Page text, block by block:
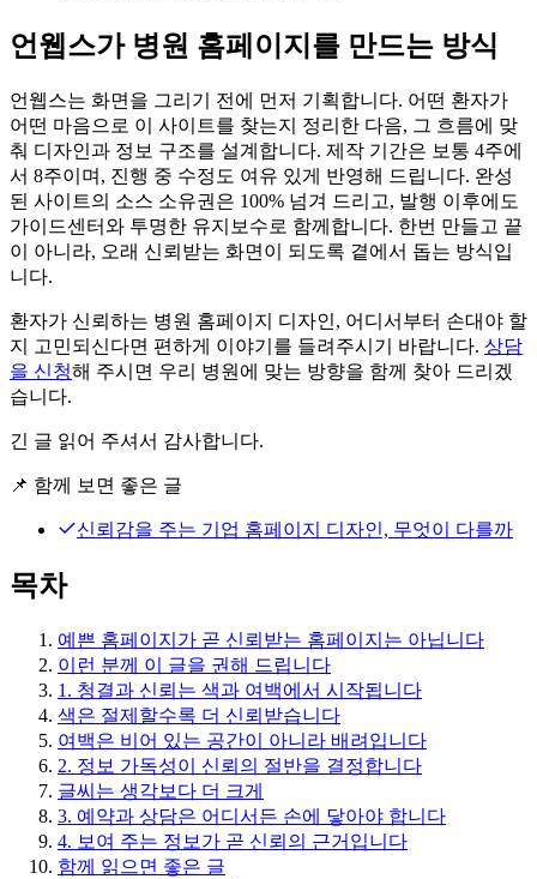
언웹스가 병원 홈페이지를 만드는 방식
언웹스는 화면을 그리기 전에 먼저 기획합니다. 어떤 환자가
어떤 마음으로 이 사이트를 찾는지 정리한 다음, 그 흐름에 맞
춰 디자인과 정보 구조를 설계합니다. 제작 기간은 보통 4주에
서 8주이며, 진행 중 수정도 여유 있게 반영해 드립니다. 완성
된 사이트의 소스 소유권은 100% 넘겨 드리고, 발행 이후에도
가이드센터와 투명한 유지보수로 함께합니다. 한번 만들고 끝
이 아니라, 오래 신뢰받는 화면이 되도록 곁에서 돕는 방식입
니다.
환자가 신뢰하는 병원 홈페이지 디자인, 어디서부터 손대야 할
지 고민되신다면 편하게 이야기를 들려주시기 바랍니다. 상담
을 신청해 주시면 우리 병원에 맞는 방향을 함께 찾아 드리겠
습니다.
긴 글 읽어 주셔서 감사합니다.
📌 함께 보면 좋은 글
신뢰감을 주는 기업 홈페이지 디자인, 무엇이 다를까
목차
예쁜 홈페이지가 곧 신뢰받는 홈페이지는 아닙니다
이런 분께 이 글을 권해 드립니다
1. 청결과 신뢰는 색과 여백에서 시작됩니다
색은 절제할수록 더 신뢰받습니다
여백은 비어 있는 공간이 아니라 배려입니다
2. 정보 가독성이 신뢰의 절반을 결정합니다
글씨는 생각보다 더 크게
3. 예약과 상담은 어디서든 손에 닿아야 합니다
4. 보여 주는 정보가 곧 신뢰의 근거입니다
함께 읽으면 좋은 글